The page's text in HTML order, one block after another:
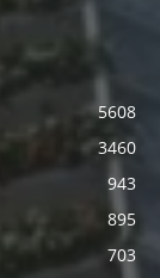
5608
3460
943
895
703